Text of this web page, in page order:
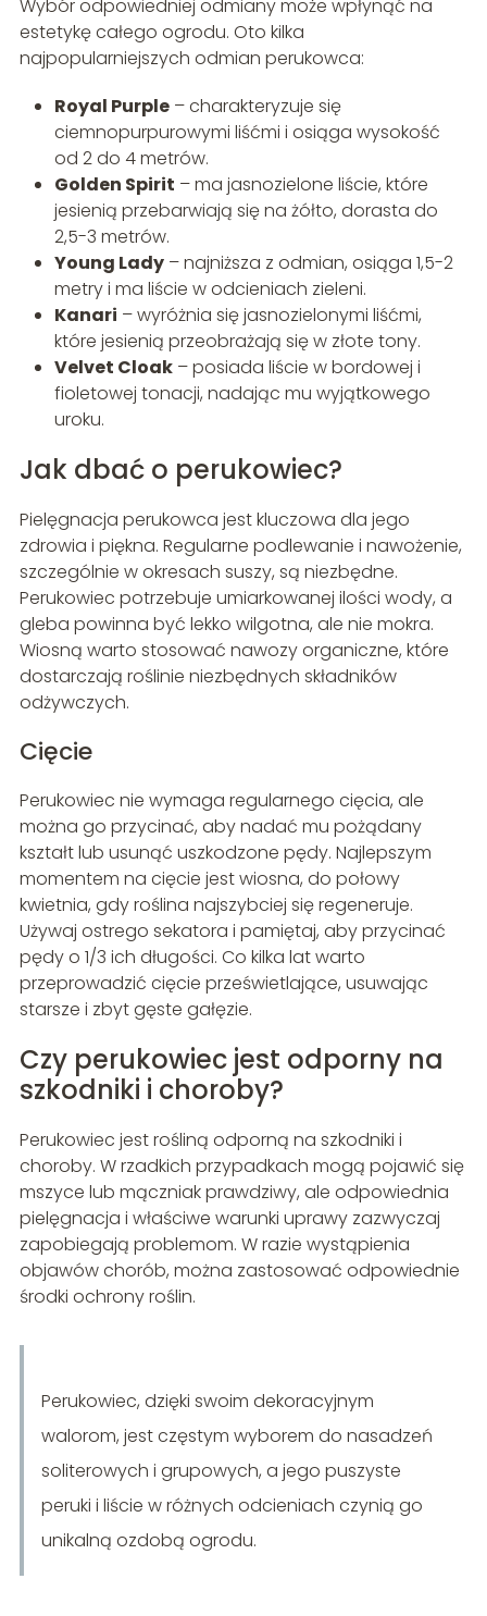
Wybór odpowiedniej odmiany może wpłynąć na
estetykę całego ogrodu. Oto kilka
najpopularniejszych odmian perukowca:
Royal Purple– charakteryzuje się
ciemnopurpurowymi liśćmi i osiąga wysokość
od 2 do 4 metrów.
Golden Spirit – ma jasnozielone liście, które
jesienią przebarwiają się na żółto, dorasta do
2,5-3 metrów.
Young Lady– najniższa z odmian, osiąga 1,5-2
metry i ma liście w odcieniach zieleni.
Kanari – wyróżnia się jasnozielonymi liśćmi,
które jesienią przeobrażają się w złote tony.
Velvet Cloak– posiada liście w bordowej i
fioletowej tonacji, nadając mu wyjątkowego
uroku.
Jak dbać o perukowiec?
Pielęgnacja perukowca jest kluczowa dla jego
zdrowia i piękna. Regularne podlewanie i nawożenie,
szczególnie w okresach suszy, są niezbędne.
Perukowiec potrzebuje umiarkowanej ilości wody, a
gleba powinna być lekko wilgotna, ale nie mokra.
Wiosną warto stosować nawozy organiczne, które
dostarczają roślinie niezbędnych składników
odżywczych.
Cięcie
Perukowiec nie wymaga regularnego cięcia, ale
można go przycinać, aby nadać mu pożądany
kształt lub usunąć uszkodzone pędy. Najlepszym
momentem na cięcie jest wiosna, do połowy
kwietnia, gdy roślina najszybciej się regeneruje.
Używaj ostrego sekatora i pamiętaj, aby przycinać
pędy o 1/3 ich długości. Co kilka lat warto
przeprowadzić cięcie prześwietlające, usuwając
starsze i zbyt gęste gałęzie.
Czy perukowiec jest odporny na
szkodniki i choroby?
Perukowiec jest rośliną odporną na szkodniki i
choroby. W rzadkich przypadkach mogą pojawić się
mszyce lub mączniak prawdziwy, ale odpowiednia
pielęgnacja i właściwe warunki uprawy zazwyczaj
zapobiegają problemom. W razie wystąpienia
objawów chorób, można zastosować odpowiednie
środki ochrony roślin.
Perukowiec, dzięki swoim dekoracyjnym
walorom, jest częstym wyborem do nasadzeń
soliterowych i grupowych, a jego puszyste
peruki i liście w różnych odcieniach czynią go
unikalną ozdobą ogrodu.